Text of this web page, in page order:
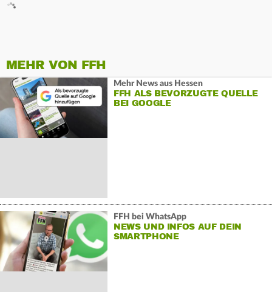
MEHR VON FFH
Mehr News aus Hessen
FFH ALS BEVORZUGTE QUELLE
BEI GOOGLE
FFH bei WhatsApp
NEWS UND INFOS AUF DEIN
SMARTPHONE